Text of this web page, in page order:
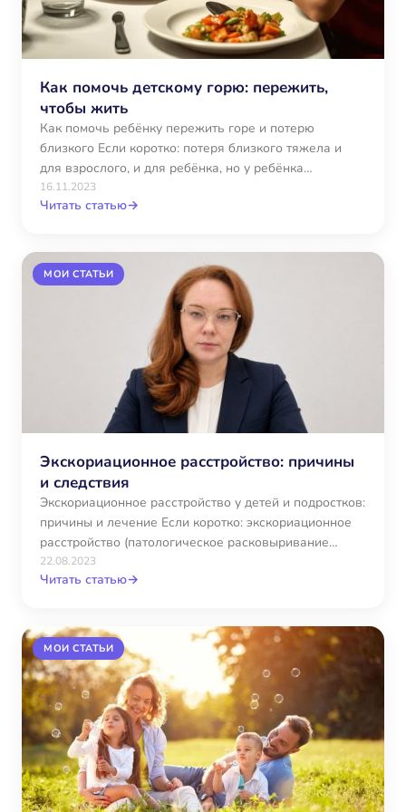
Как помочь детскому горю: пережить,
чтобы жить
Как помочь ребёнку пережить горе и потерю
близкого Если коротко: потеря близкого тяжела и
для взрослого, и для ребёнка, но у ребёнка…
16.11.2023
Читать статью→
МОИ СТАТЬИ
Экскориационное расстройство: причины
и следствия
Экскориационное расстройство у детей и подростков:
причины и лечение Если коротко: экскориационное
расстройство (патологическое расковыривание
кожи) — это не просто вредная привычка,…
22.08.2023
Читать статью→
МОИ СТАТЬИ